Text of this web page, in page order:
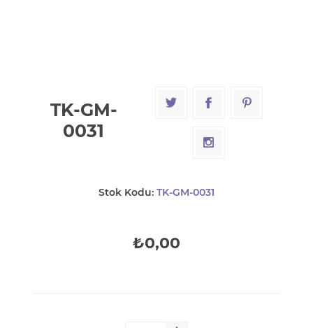
TK-GM-
0031
Stok Kodu: TK-GM-0031
₺0,00